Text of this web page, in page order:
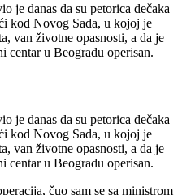
je danas da su petorica dečaka
kod Novog Sada, u kojoj je
van životne opasnosti, a da je
centar u Beogradu operisan.
je danas da su petorica dečaka
kod Novog Sada, u kojoj je
van životne opasnosti, a da je
centar u Beogradu operisan.
čuo sam se sa ministrom